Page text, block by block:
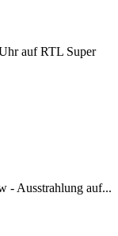
auf RTL Super
- Ausstrahlung auf...